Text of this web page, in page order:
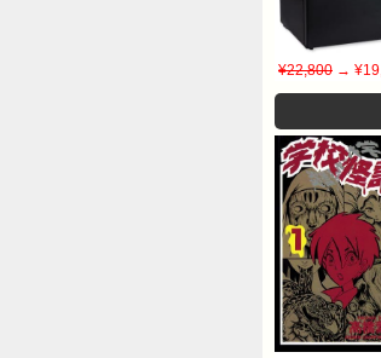
¥22,800 →